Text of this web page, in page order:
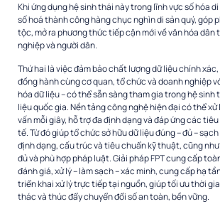
Khi ứng dụng hệ sinh thái này trong lĩnh vực số hóa
số hoá thành công hàng chục nghìn di sản quý, góp
tộc, mở ra phương thức tiếp cận mới về văn hóa dân
nghiệp và người dân.
Thứ hai là việc đảm bảo chất lượng dữ liệu chính xác,
đồng hành cùng cơ quan, tổ chức và doanh nghiệp
hóa dữ liệu – có thể sẵn sàng tham gia trong hệ sinh
liệu quốc gia. Nền tảng công nghệ hiện đại có thể
vấn mỗi giây, hỗ trợ đa định dạng và đáp ứng các
tế. Từ đó giúp tổ chức sở hữu dữ liệu đúng – đủ –
định dạng, cấu trúc và tiêu chuẩn kỹ thuật, cũng
đủ và phù hợp pháp luật. Giải pháp FPT cung cấp
đánh giá, xử lý – làm sạch – xác minh, cung cấp hạ
triển khai xử lý trực tiếp tại nguồn, giúp tối ưu thời
thác và thúc đẩy chuyển đổi số an toàn, bền vững.